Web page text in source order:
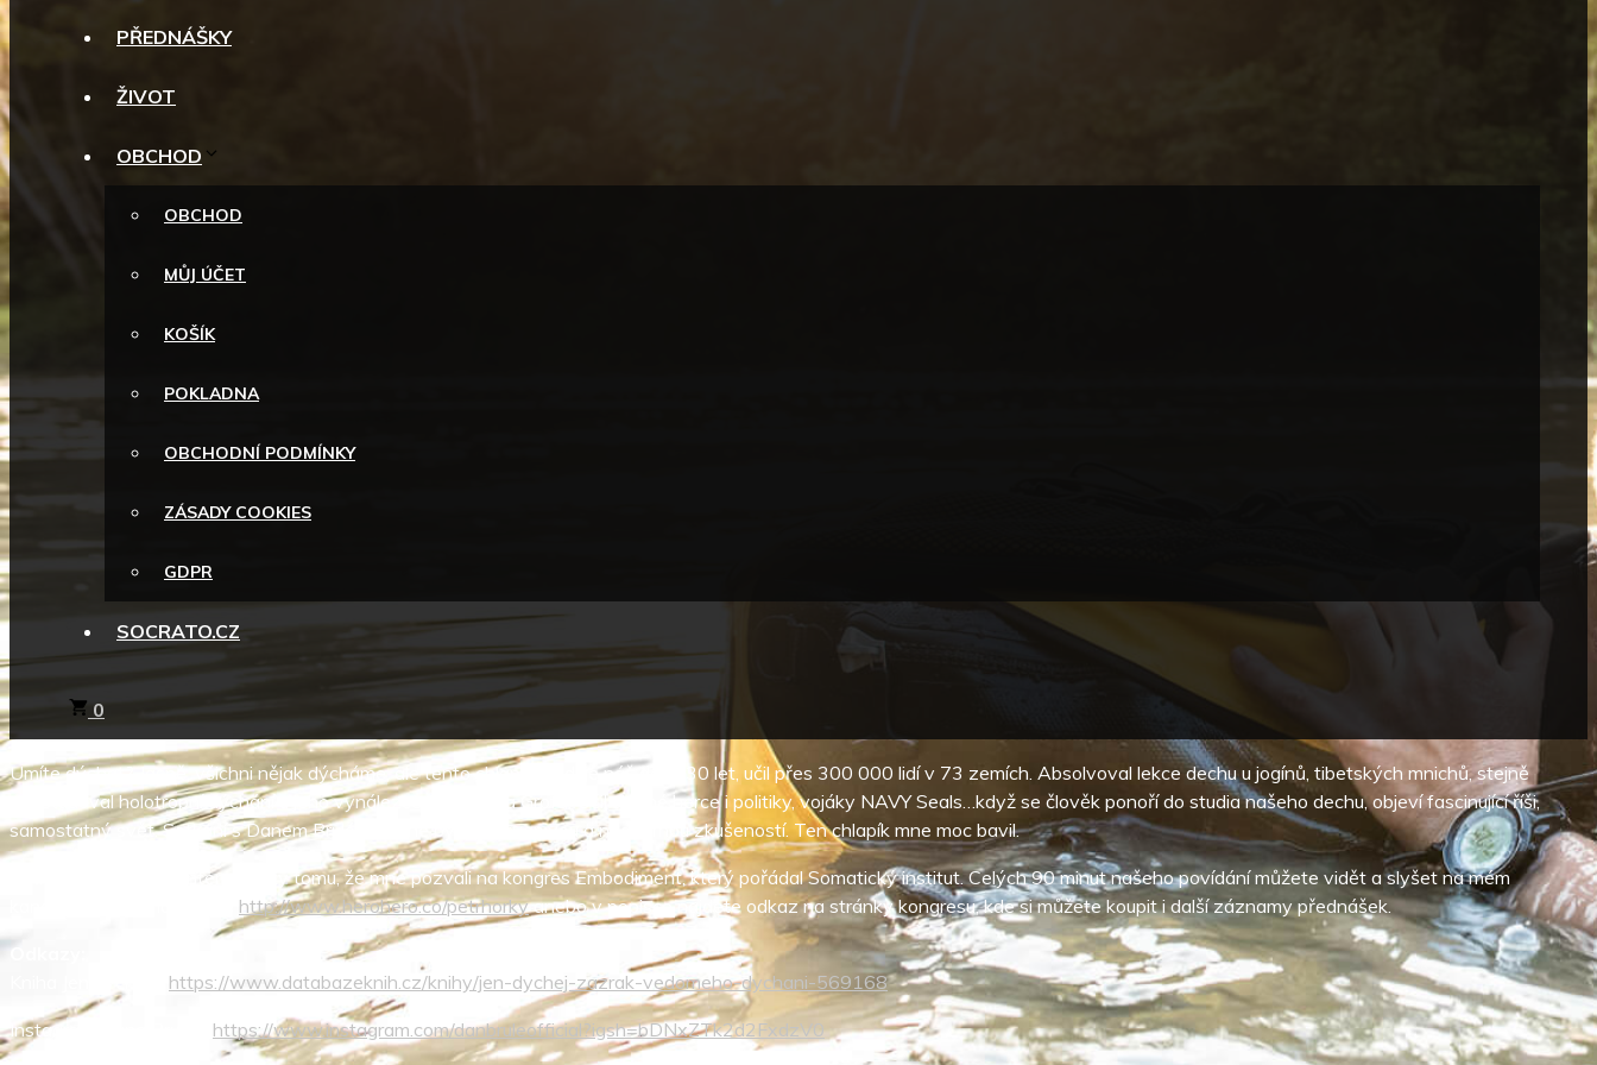
PŘEDNÁŠKY
ŽIVOT
OBCHOD
OBCHOD
MŮJ ÚČET
KOŠÍK
POKLADNA
OBCHODNÍ PODMÍNKY
ZÁSADY COOKIES
GDPR
SOCRATO.CZ
0
Umíte dýchat? Jasně, všichni nějak dýcháme, ale tento chlapík studuje náš dech 30 let, učil přes 300 000 lidí v 73 zemích. Absolvoval lekce dechu u jogínů, tibetských mnichů, stejně
tak studoval holotropní dýchání u jeho vynálezce Stanislava Grofa. Učil slavné herce i politiky, vojáky NAVY Seals…když se člověk ponoří do studia našeho dechu, objeví fascinující říši,
samostatný svět. Setkání s Danem Brulé pro mne bylo překvapivou a nádhernou zkušeností. Ten chlapík mne moc bavil.
Setkali jsme se přes internet díky tomu, že mne pozvali na kongres Embodiment, který pořádal Somatický institut. Celých 90 minut našeho povídání můžete vidět a slyšet na mém
http://www.herohero.co/petrhorkyanebo v popisce najdete odkaz na stránky kongresu, kde si můžete koupit i další záznamy přednášek.
Odkazy:
https://www.databazeknih.cz/knihy/jen-dychej-zazrak-vedomeho-dychani-569168
Instagram Dana Brulé – https://www.instagram.com/danbruleofficial?igsh=bDNxZTk2d2FxdzV0